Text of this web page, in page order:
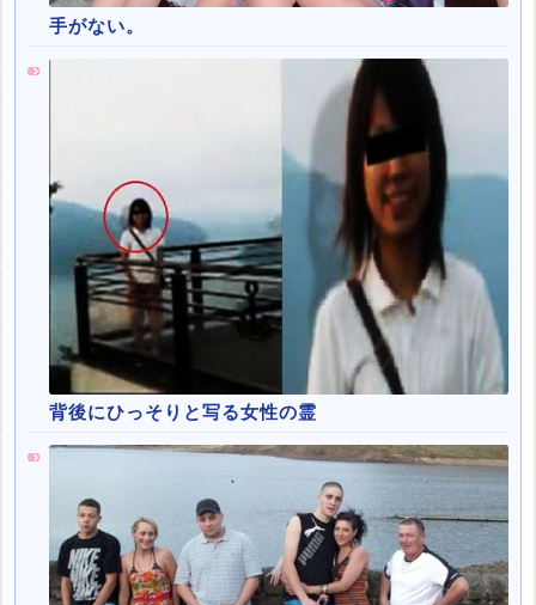
手がない。
背後にひっそりと写る女性の霊